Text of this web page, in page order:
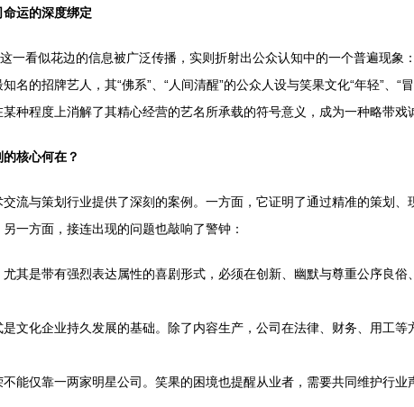
运的深度绑定
一看似花边的信息被广泛传播，实则折射出公众认知中的一个普遍现
名的招牌艺人，其“佛系”、“人间清醒”的公众人设与笑果文化“年轻”、
种程度上消解了其精心经营的艺名所承载的符号意义，成为一种略带
核心何在？
流与策划行业提供了深刻的案例。一方面，它证明了通过精准的策划
一方面，接连出现的问题也敲响了警钟：
其是带有强烈表达属性的喜剧形式，必须在创新、幽默与尊重公序良
是文化企业持久发展的基础。除了内容生产，公司在法律、财务、用工
不能仅靠一两家明星公司。笑果的困境也提醒从业者，需要共同维护行